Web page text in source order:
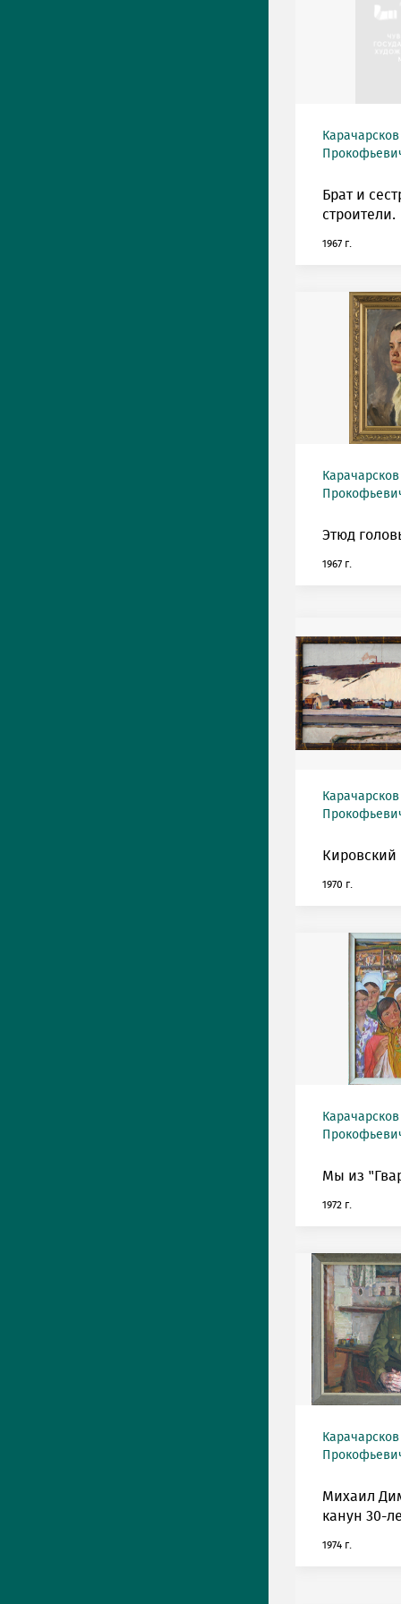
Брат и
строители.
1967 г.
Этюд
1967 г.
Кировский
1970 г.
Мы из
1972 г.
Михаил
канун 30-
1974 г.